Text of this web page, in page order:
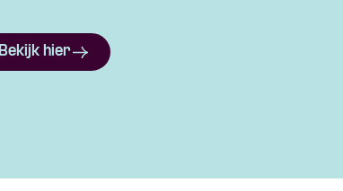
Bekijk hier